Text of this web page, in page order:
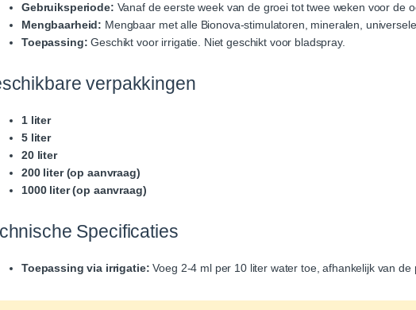
Gebruiksperiode: Vanaf de eerste week van de groei tot twee weken voor de
Mengbaarheid: Mengbaar met alle Bionova-stimulatoren, mineralen,
Toepassing: Geschikt voor irrigatie. Niet geschikt voor bladspray.
verpakkingen
1 liter
5 liter
20 liter
200 liter (op aanvraag)
1000 liter (op aanvraag)
Specificaties
Toepassing via irrigatie: Voeg 2-4 ml per 10 liter water toe, afhankelijk van de